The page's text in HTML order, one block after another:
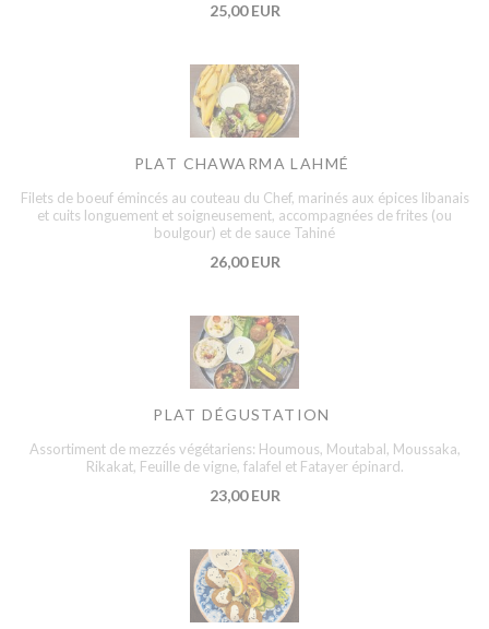
25,00 EUR
PLAT CHAWARMA LAHMÉ
Filets de boeuf émincés au couteau du Chef, marinés aux épices libanais
et cuits longuement et soigneusement, accompagnées de frites (ou
boulgour) et de sauce Tahiné
26,00 EUR
PLAT DÉGUSTATION
Assortiment de mezzés végétariens: Houmous, Moutabal, Moussaka,
Rikakat, Feuille de vigne, falafel et Fatayer épinard.
23,00 EUR